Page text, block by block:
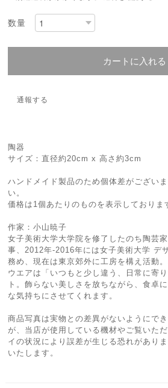
数量
カートに入れる
通報する
陶器
サイズ：直径約20cm x 高さ約3cm
ハンドメイド製品のため個体差がござい
い。
価格は1個あたりのものを表示しておりま
作家：小山暁子
女子美術大学大学院を修了したのち陶芸
事、2012年-2016年には女子美術大学 デ
務め、現在は東京郊外に工房を構え活動
ウエアは「いつもと少し違う、日常に寄
ト。飾らない美しさを放ちながら、食卓
な気持ちにさせてくれます。
商品写真は実物との差異がないようにで
が、当店が使用している機材やご覧いた
イの状況により誤差が生じる恐れがあり
いたします。